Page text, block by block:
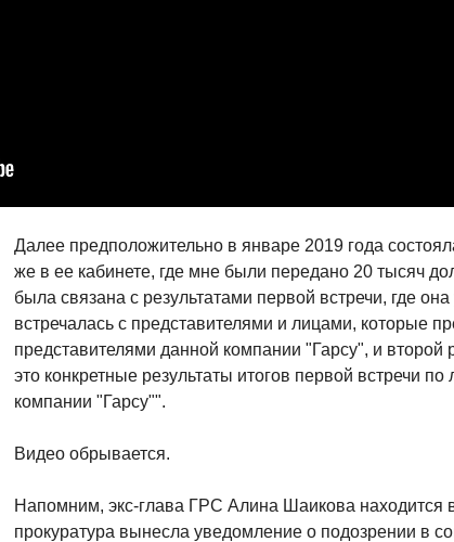
Далее предположительно в январе 2019 года
же в ее кабинете, где мне были передано 20 тысяч
была связана с результатами первой встречи, где
встречалась с представителями и лицами, которые
представителями данной компании "Гарсу", и второй
это конкретные результаты итогов первой встречи
компании "Гарсу"".
Видео обрывается.
Напомним, экс-глава ГРС Алина Шаикова находится
прокуратура вынесла уведомление о подозрении в